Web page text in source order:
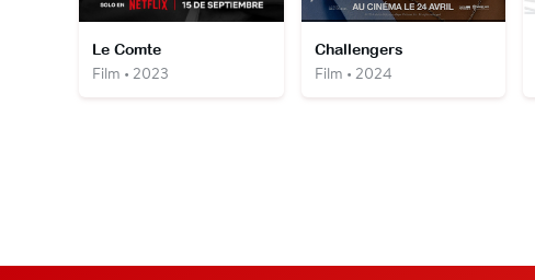
Le Comte
Film • 2023
Challengers
Film • 2024